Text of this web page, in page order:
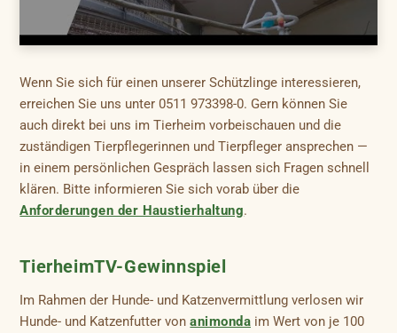
Wenn Sie sich für einen unserer Schützlinge interessieren,
erreichen Sie uns unter 0511 973398-0. Gern können Sie
auch direkt bei uns im Tierheim vorbeischauen und die
zuständigen Tierpflegerinnen und Tierpfleger ansprechen —
in einem persönlichen Gespräch lassen sich Fragen schnell
klären. Bitte informieren Sie sich vorab über die
Anforderungen der Haustierhaltung.
TierheimTV-Gewinnspiel
Im Rahmen der Hunde- und Katzenvermittlung verlosen wir
Hunde- und Katzenfutter vonanimonda im Wert von je 100